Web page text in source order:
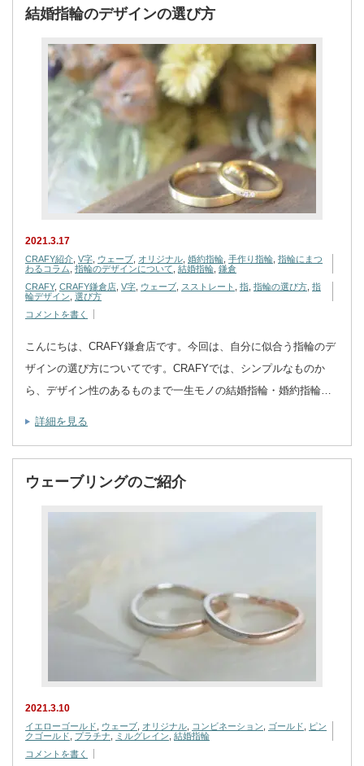
結婚指輪のデザインの選び方
2021.3.17
CRAFY紹介 V字 ウェーブ オリジナル 婚約指輪 手作り指輪 指輪にまつ
わるコラム 指輪のデザインについて 結婚指輪 鎌倉
CRAFY, CRAFY鎌倉店 V字 ウェーブ スストレート 指 指輪の選び方 指
輪デザイン 選び方
コメントを書く
こんにちは、CRAFY鎌倉店です。今回は、自分に似合う指輪のデ
ザインの選び方についてです。CRAFYでは、シンプルなものか
ら、デザイン性のあるものまで一生モノの結婚指輪・婚約指輪…
詳細を見る
ウェーブリングのご紹介
2021.3.10
イエローゴールド ウェーブ オリジナル コンビネーション ゴールド
ピン
クゴールド
プラチナ ミルグレイン 結婚指輪
コメントを書く